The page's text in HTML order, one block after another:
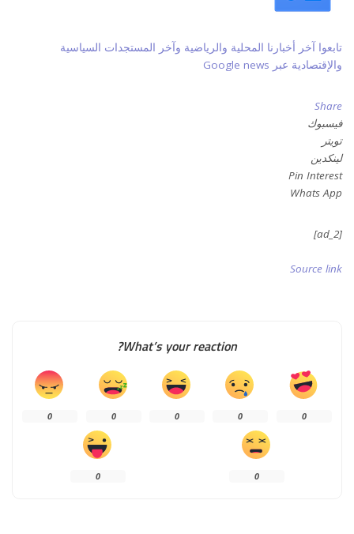
تابعوا آخر أخبارنا المحلية والرياضية وآخر المستجدات السياسية
والإقتصادية عبر Google news
Share
فيسبوك
تويتر
لينكدين
Pin Interest
Whats App
[ad_2]
Source link
What’s your reaction?
0
0
0
0
0
0
0